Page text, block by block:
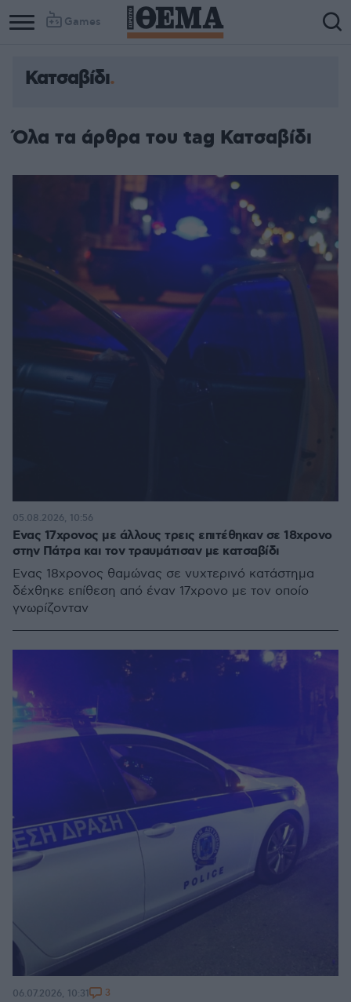
Games
Κατσαβίδι
Όλα τα άρθρα του tag Κατσαβίδι
Ενας 17χρονος με άλλους τρεις επιτέθηκαν σε 18χρονο
στην Πάτρα και τον τραυμάτισαν με κατσαβίδι
Ενας 18χρονος θαμώνας σε νυχτερινό κατάστημα
δέχθηκε επίθεση από έναν 17χρονο με τον οποίο
γνωρίζονταν
05.08.2026, 10:56
06.07.2026, 10:31 3